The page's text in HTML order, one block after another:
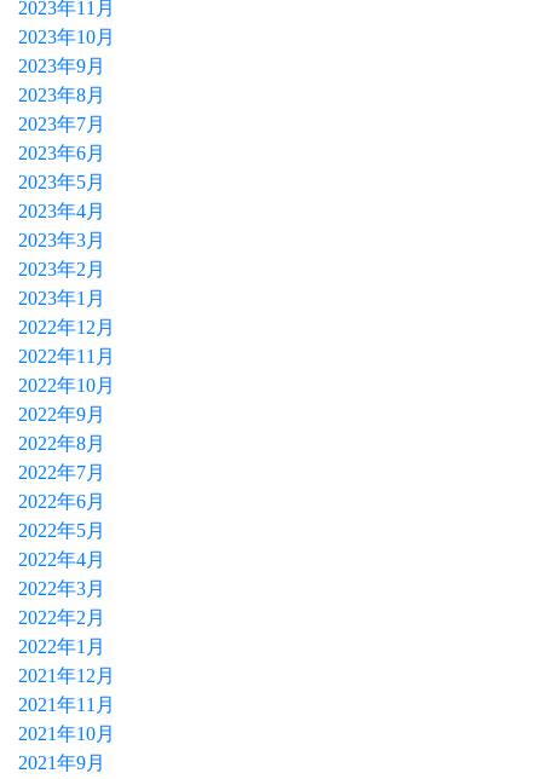
2023年11月
2023年10月
2023年9月
2023年8月
2023年7月
2023年6月
2023年5月
2023年4月
2023年3月
2023年2月
2023年1月
2022年12月
2022年11月
2022年10月
2022年9月
2022年8月
2022年7月
2022年6月
2022年5月
2022年4月
2022年3月
2022年2月
2022年1月
2021年12月
2021年11月
2021年10月
2021年9月